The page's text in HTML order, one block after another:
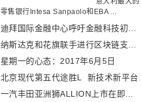
零售银行Intesa Sanpaolo和EBA ...
星期一的心态：2017年6月5日
北京现代第五代途胜L 新技术新平台